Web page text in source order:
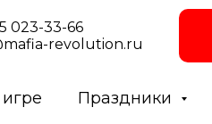
023-33-66
revolution.ru
Праздники